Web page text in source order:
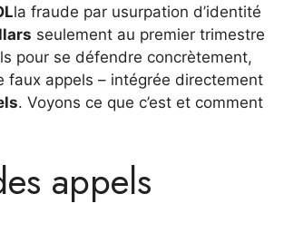
la fraude par usurpation d’identité
seulement au premier trimestre
pour se défendre concrètement,
faux appels – intégrée directement
. Voyons ce que c’est et comment
appels